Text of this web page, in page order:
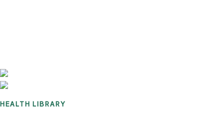
HEALTH LIBRARY